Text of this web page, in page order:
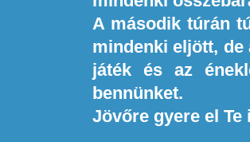
A második túrán
mindenki eljött,
játék és az
bennünket.
Jövőre gyere el